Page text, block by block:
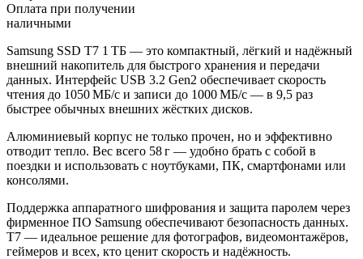
Оплата при получении
наличными
Samsung SSD T7 1 ТБ — это компактный, лёгкий и надёжный
внешний накопитель для быстрого хранения и передачи
данных. Интерфейс USB 3.2 Gen2 обеспечивает скорость
чтения до 1050 МБ/с и записи до 1000 МБ/с — в 9,5 раз
быстрее обычных внешних жёстких дисков.
Алюминиевый корпус не только прочен, но и эффективно
отводит тепло. Вес всего 58 г — удобно брать с собой в
поездки и использовать с ноутбуками, ПК, смартфонами или
консолями.
Поддержка аппаратного шифрования и защита паролем через
фирменное ПО Samsung обеспечивают безопасность данных.
T7 — идеальное решение для фотографов, видеомонтажёров,
геймеров и всех, кто ценит скорость и надёжность.